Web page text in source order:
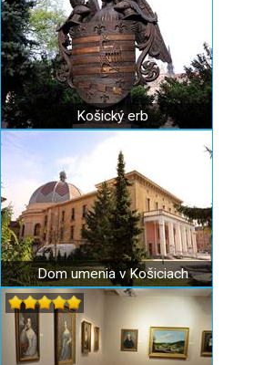
Košický erb
Dom umenia v Košiciach